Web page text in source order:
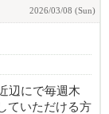
2026/03/08 (Sun)
辺にで毎週木
ていただける方